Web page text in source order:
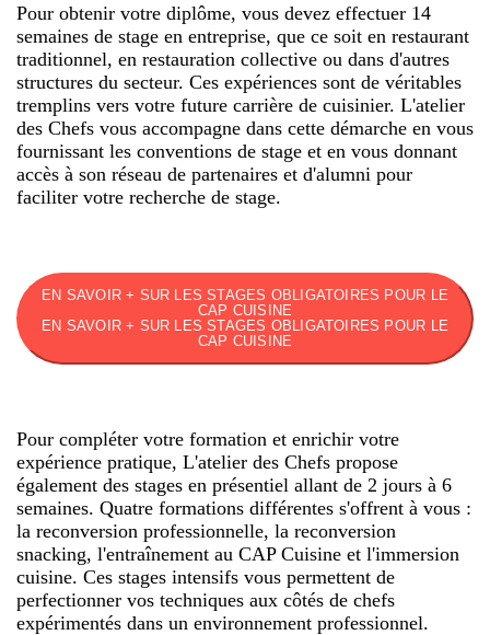
Pour obtenir votre diplôme, vous devez effectuer 14
semaines de stage en entreprise, que ce soit en restaurant
traditionnel, en restauration collective ou dans d'autres
structures du secteur. Ces expériences sont de véritables
tremplins vers votre future carrière de cuisinier. L'atelier
des Chefs vous accompagne dans cette démarche en vous
fournissant les conventions de stage et en vous donnant
accès à son réseau de partenaires et d'alumni pour
faciliter votre recherche de stage.
EN SAVOIR + SUR LES STAGES OBLIGATOIRES POUR LE
CAP CUISINE
EN SAVOIR + SUR LES STAGES OBLIGATOIRES POUR LE
CAP CUISINE
Pour compléter votre formation et enrichir votre
expérience pratique, L'atelier des Chefs propose
également des stages en présentiel allant de 2 jours à 6
semaines. Quatre formations différentes s'offrent à vous :
la reconversion professionnelle, la reconversion
snacking, l'entraînement au CAP Cuisine et l'immersion
cuisine. Ces stages intensifs vous permettent de
perfectionner vos techniques aux côtés de chefs
expérimentés dans un environnement professionnel.